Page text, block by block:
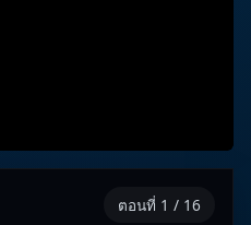
ตอนที่ 1 / 16